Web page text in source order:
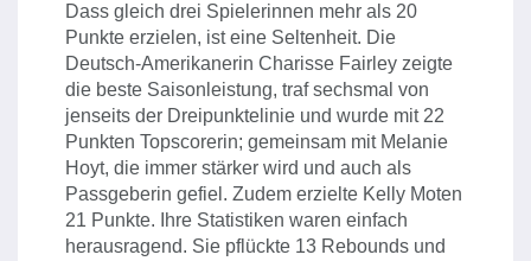
Dass gleich drei Spielerinnen mehr als 20
Punkte erzielen, ist eine Seltenheit. Die
Deutsch-Amerikanerin Charisse Fairley zeigte
die beste Saisonleistung, traf sechsmal von
jenseits der Dreipunktelinie und wurde mit 22
Punkten Topscorerin; gemeinsam mit Melanie
Hoyt, die immer stärker wird und auch als
Passgeberin gefiel. Zudem erzielte Kelly Moten
21 Punkte. Ihre Statistiken waren einfach
herausragend. Sie pflückte 13 Rebounds und